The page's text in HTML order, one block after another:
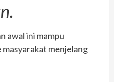
awal ini mampu
menjelang